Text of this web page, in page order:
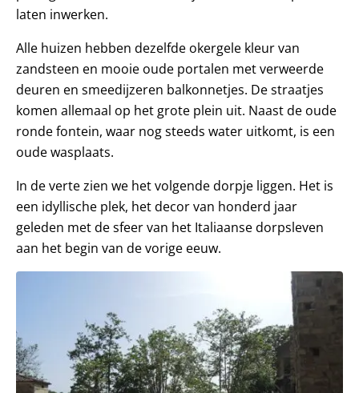
laten inwerken.
Alle huizen hebben dezelfde okergele kleur van
zandsteen en mooie oude portalen met verweerde
deuren en smeedijzeren balkonnetjes. De straatjes
komen allemaal op het grote plein uit. Naast de oude
ronde fontein, waar nog steeds water uitkomt, is een
oude wasplaats.
In de verte zien we het volgende dorpje liggen. Het is
een idyllische plek, het decor van honderd jaar
geleden met de sfeer van het Italiaanse dorpsleven
aan het begin van de vorige eeuw.